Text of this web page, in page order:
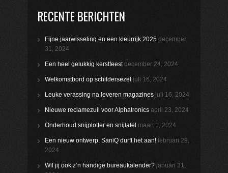
RECENTE BERICHTEN
Fijne jaarwisseling en een kleurrijk 2025 december
31, 2024
Een heel gelukkig kerstfeest december 24, 2024
Welkomstbord op schildersezel juli 16, 2024
Leuke verassing na leveren magazines juli 16, 2024
Nieuwe reclamezuil voor Alphatronics april 23, 2024
Onderhoud snijplotter en snijtafel maart 1, 2024
Een nieuw ontwerp. SaniQ durft het aan! februari 29,
2024
Wil jij ook z’n handige bureaukalender? januari 31,